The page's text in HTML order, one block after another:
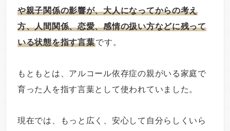
や親子関係の影響が、大人になってからの考え
方、人間関係、恋愛、感情の扱い方などに残って
いる状態を指す言葉です。
もともとは、アルコール依存症の親がいる家庭で
育った人を指す言葉として使われていました。
現在では、もっと広く、安心して自分らしくいら